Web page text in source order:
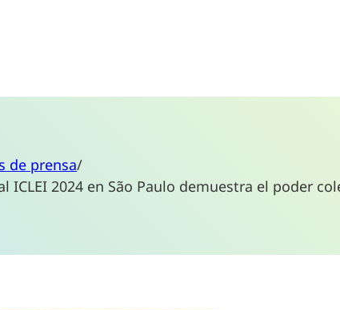
de prensa/
ICLEI 2024 en São Paulo demuestra el poder